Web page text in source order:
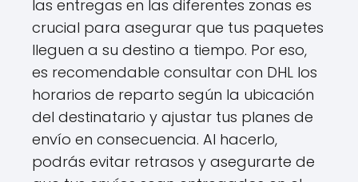
las entregas en las diferentes zonas es
crucial para asegurar que tus paquetes
lleguen a su destino a tiempo. Por eso,
es recomendable consultar con DHL los
horarios de reparto según la ubicación
del destinatario y ajustar tus planes de
envío en consecuencia. Al hacerlo,
podrás evitar retrasos y asegurarte de